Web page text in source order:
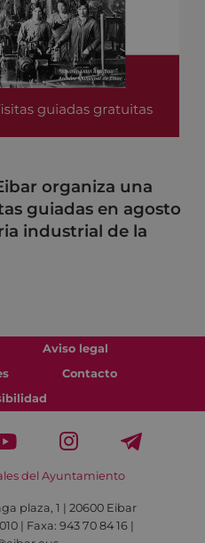
organiza una
guiadas en agosto
industrial de la
Aviso legal
Contacto
del Ayuntamiento
plaza, 1 | 20600 Eibar
| Faxa: 943 70 84 16 |